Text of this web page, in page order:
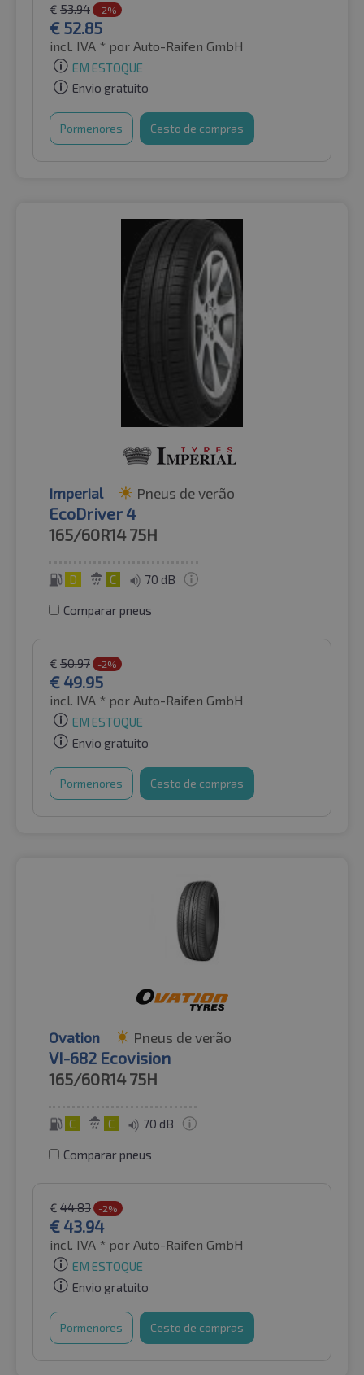
€ 53.94 -2%
€ 52.85
incl. IVA * por Auto-Raifen GmbH
EM ESTOQUE
Envio gratuito
Pormenores Cesto de compras
Imperial Pneus de verão
EcoDriver 4
165/60R14 75H
D C 70 dB
Comparar pneus
€ 50.97 -2%
€ 49.95
incl. IVA * por Auto-Raifen GmbH
EM ESTOQUE
Envio gratuito
Pormenores Cesto de compras
Ovation Pneus de verão
VI-682 Ecovision
165/60R14 75H
C C 70 dB
Comparar pneus
€ 44.83 -2%
€ 43.94
incl. IVA * por Auto-Raifen GmbH
EM ESTOQUE
Envio gratuito
Pormenores Cesto de compras